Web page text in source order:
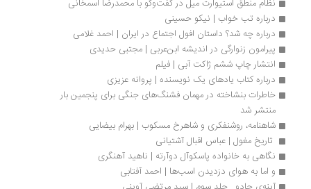
نظام منطق استیوارت میل در گفت‌وگو با محمدرضا اسمخانی
درباره تب خواب | نیکو حسینی
درباره چه شد؟ داستان افول اجتماع در ایران | احمد غلامی
پیرامون زنوارگی در اندیشه ابن‌عربی | مجتبی حدیدی
انتشار چاپ ششم ژاکت آبی | فیلم
درباره کتاب‏ یادهای یک نویسنده | پروانه عزیزی
خاطرات بنشاخته در مهمان فشنگ‌های جنگی برای پنجمین بار
منتشر شد
شاهنامه، روشنفکری و شاهرخ مسکوب | بهرام بیضایی
تاریخ مغول | عباس اقبال آشتیانی
نگاهی به خانواده پاسکوآل دوآرته | ناهید آهنگری
و اما به هوای دزدیدن اسب‌ها | احمد آفتابی